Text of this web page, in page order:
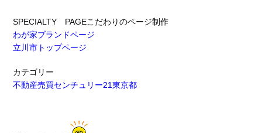
SPECIALTY PAGEこだわりのページ制作
わが家ブランドページ
立川市トップページ
カテゴリー
不動産売買センチュリー21東京都